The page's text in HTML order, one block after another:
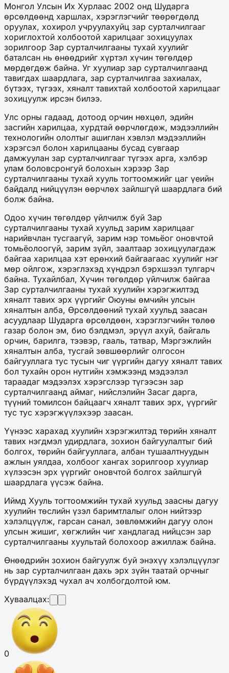
Монгол Улсын Их Хурлаас 2002 онд Шударга
өрсөлдөөнд харшлах, хэрэглэгчийг төөрөгдөлд
оруулах, хохирол учруулахуйц зар сурталчилгааг
хориглохтой холбоотой харилцааг зохицуулах
зорилгоор Зар сурталчилгааны тухай хуулийг
баталсан нь өнөөдрийг хүртэл хүчин төгөлдөр
мөрдөгдөж байна. Уг хуулиар зар сурталчилгаанд
тавигдах шаардлага, зар сурталчилгаа захиалах,
бүтээх, түгээх, хяналт тавихтай холбоотой харилцааг
зохицуулж ирсэн билээ.
Улс орны гадаад, дотоод орчин нөхцөл, эдийн
засгийн харилцаа, хурдтай өөрчлөгдөж, мэдээллийн
технологийн ололтыг ашиглан хэвлэл мэдээллийн
хэрэгсэл болон харилцааны бусад сувгаар
дамжуулан зар сурталчилгааг түгээх арга, хэлбэр
улам боловсронгуй болохын хэрээр Зар
сурталчилгааны тухай хууль тогтоомжийг цаг үеийн
байдалд нийцүүлэн өөрчлөх зайлшгүй шаардлага бий
болж байна.
Одоо хүчин төгөлдөр үйлчилж буй Зар
сурталчилгааны тухай хуульд зарим харилцааг
нарийвчлан тусгаагүй, зарим нэр томьёог оновчтой
томьёолоогүй, зарим зүйл, заалтаар зохицуулагдаж
байгаа харилцаа хэт ерөнхий байгаагаас хуулийг нэг
мөр ойлгож, хэрэглэхэд хүндрэл бэрхшээл тулгарч
байна. Тухайлбал, Хүчин төгөлдөр үйлчилж байгаа
Зар сурталчилгааны тухай хуулийн хэрэгжилтэд
хяналт тавих эрх үүргийг Оюуны өмчийн улсын
хяналтын алба, Өрсөлдөөний тухай хуульд заасан
асуудлаар Шударга өрсөлдөөн, хэрэглэгчийн төлөө
газар болон эм, био бэлдмэл, эрүүл ахуй, байгаль
орчин, барилга, тээвэр, гааль, татвар, Мэргэжлийн
хяналтын алба, тусгай зөвшөөрлийг олгосон
байгууллага тус тусын чиг үүргийн дагуу хяналт тавих
бол тухайн орон нутгийн хэмжээнд мэдээлэл
тараадаг мэдээлэх хэрэгслээр түгээсэн зар
сурталчилгаанд аймаг, нийслэлийн Засаг дарга,
түүний томилсон байцаагч хяналт тавих эрх, үүргийг
тус тус хэрэгжүүлэхээр заасан.
Үүнээс харахад хуулийн хэрэгжилтэд төрийн хяналт
тавих нэгдмэл удирдлага, зохион байгуулалтыг бий
болгох, төрийн байгууллага, албан тушаалтнуудын
ажлын уялдаа, холбоог хангах зорилгоор хуулиар
хүлээсэн эрх үүргийг оновчтой болгох зайлшгүй
шаардлага үүсэж байна.
Иймд Хууль тогтоомжийн тухай хуульд заасны дагуу
хуулийн төслийн үзэл баримтлалыг олон нийтээр
хэлэлцүүлж, гарсан санал, зөвлөмжийн дагуу олон
улсын жишиг, хөгжлийн чиг хандлагад нийцсэн зар
сурталчилгааны хуультай болохоор ажиллаж байна.
Өнөөдрийн зохион байгуулж буй энэхүү хэлэлцүүлэг
нь зар сурталчилгаан дахь эрх зүйн таатай орчныг
бүрдүүлэхэд чухал ач холбогдолтой юм.
Хуваалцах:
0